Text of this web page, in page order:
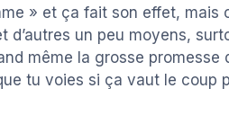
» et ça fait son effet, mais
d’autres un peu moyens,
même la grosse
tu voies si ça vaut le coup